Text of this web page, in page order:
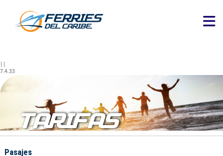
||
7.4.33
TARIFAS
Pasajes